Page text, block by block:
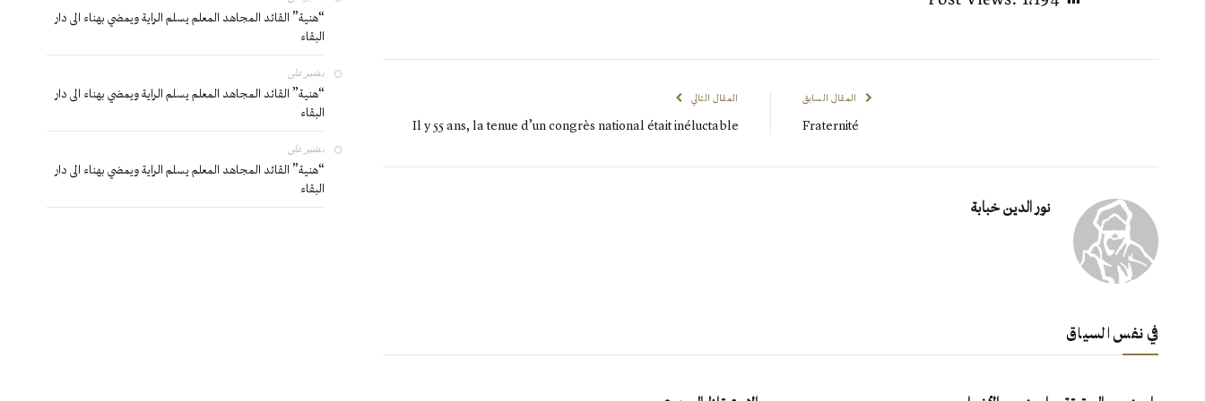
المقال السابق
Fraternité
المقال التالي
Il y 55 ans, la tenue d’un congrès national était inéluctable
نور الدين خبابة
في نفس السياق
“هنية” القائد المجاهد المعلم يسلم الراية ويمضي بهناء الى دار
البقاء
بشير على
“هنية” القائد المجاهد المعلم يسلم الراية ويمضي بهناء الى دار
البقاء
بشير على
“هنية” القائد المجاهد المعلم يسلم الراية ويمضي بهناء الى دار
البقاء